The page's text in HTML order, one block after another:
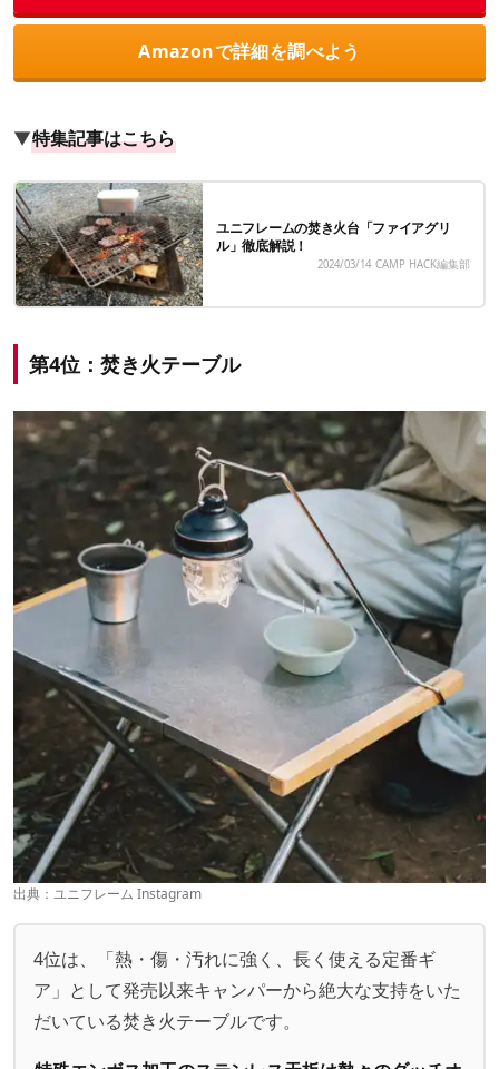
Amazonで詳細を調べよう
▼特集記事はこちら
ユニフレームの焚き火台「ファイアグリ
ル」徹底解説！
2024/03/14 CAMP HACK編集部
第4位：焚き火テーブル
出典：ユニフレーム Instagram
4位は、「熱・傷・汚れに強く、長く使える定番ギ
ア」として発売以来キャンパーから絶大な支持をいた
だいている焚き火テーブルです。